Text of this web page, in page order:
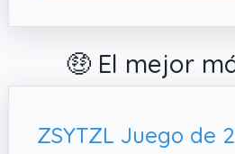
🤑 El mejor